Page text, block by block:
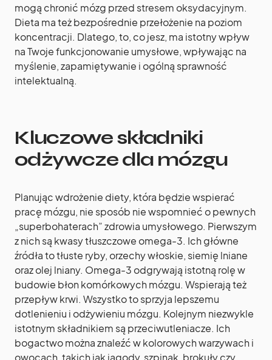
mogą chronić mózg przed stresem oksydacyjnym.
Dieta ma też bezpośrednie przełożenie na poziom
koncentracji. Dlatego, to, co jesz, ma istotny wpływ
na Twoje funkcjonowanie umysłowe, wpływając na
myślenie, zapamiętywanie i ogólną sprawność
intelektualną.
Kluczowe składniki
odżywcze dla mózgu
Planując wdrożenie diety, która będzie wspierać
pracę mózgu, nie sposób nie wspomnieć o pewnych
„superbohaterach” zdrowia umysłowego. Pierwszym
z nich są kwasy tłuszczowe omega-3. Ich główne
źródła to tłuste ryby, orzechy włoskie, siemię lniane
oraz olej lniany. Omega-3 odgrywają istotną rolę w
budowie błon komórkowych mózgu. Wspierają też
przepływ krwi. Wszystko to sprzyja lepszemu
dotlenieniu i odżywieniu mózgu. Kolejnym niezwykle
istotnym składnikiem są przeciwutleniacze. Ich
bogactwo można znaleźć w kolorowych warzywach i
owocach, takich jak jagody, szpinak, brokuły czy